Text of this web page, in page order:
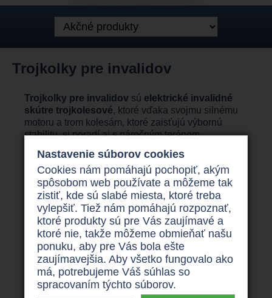
Trojkolky pre invalidov
Trojkolky pre invalidov sú elektrické invalidné
skútre trojkolesové, ktoré vďaka svojmu silnému
motoru a trom kolesám, ktoré zaisťujú výbornú
stabilitu, si poradí aj s náročným terénom.
s ktorým môžete holdovať športom, ako je cyklistika,
in-liny či dokonca sánkovanie.
Ak uvažujete nad kúpouinvalidného vozíka
trojkolesového, neváhajte a prejdite na webové
stránkywww.invoziky.sk, kde nájdete celý rad týchto
vozíkovaskútrov, ale aj polohovacie postele či
mechanické invalidné vozíky.Kontaktné telefónne
číslo je +421 944 098 816.
Nastavenie súborov cookies
Cookies nám pomáhajú pochopiť, akým
spôsobom web používate a môžeme tak
zistiť, kde sú slabé miesta, ktoré treba
vylepšiť. Tiež nám pomáhajú rozpoznať,
ktoré produkty sú pre Vás zaujímavé a
ktoré nie, takže môžeme obmieňať našu
ponuku, aby pre Vás bola ešte
zaujímavejšia. Aby všetko fungovalo ako
má, potrebujeme Váš súhlas so
spracovaním týchto súborov.